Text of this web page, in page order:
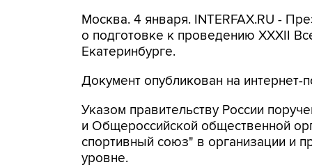
Москва. 4 января. INTERFAX.RU -
о подготовке к проведению XXXII
Екатеринбурге.
Документ опубликован на
Указом правительству России
и Общероссийской общественной
спортивный союз" в организации и
уровне.